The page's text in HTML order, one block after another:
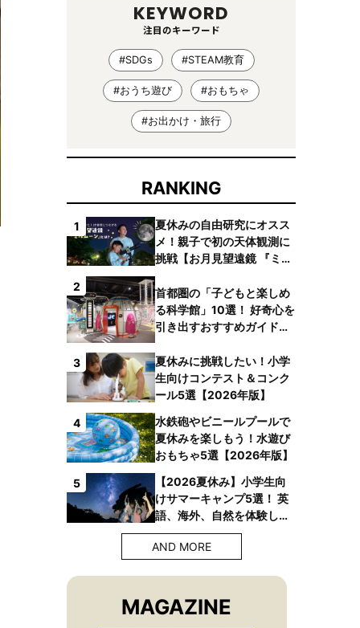
KEYWORD
注目のキーワード
#SDGs #STEAM教育
#おうち遊び #おもちゃ
#お出かけ・旅行
RANKING
1
夏休みの自由研究にオスス
メ！親子で初の天体観測に
挑戦【お月見望遠鏡 『ミル
2
首都圏の「子どもと楽しめ
る科学館」10選！ 好奇心を
引き出すおすすめガイドブ
3
夏休みに挑戦したい！小学
生向けコンテスト＆コンク
ール5選【2026年版】
4
水鉄砲やビニールプールで
夏休みを楽しもう！水遊び
おもちゃ5選【2026年版】
5
【2026夏休み】小学生向
けサマーキャンプ5選！ 英
語、海外、自然を体験しよ
う！
AND MORE
MAGAZINE